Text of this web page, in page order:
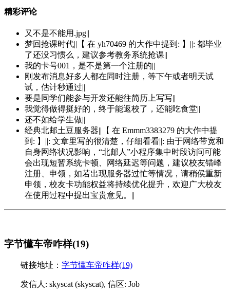
精彩评论
又不是不能用.jpg||
梦回抢课时代||【 在 yh70469 的大作中提到: 】||: 都毕业
了还没习惯么，建议参考教务系统抢课||
我的卡号001，是不是第一个注册的||
刚发布消息好多人都在同时注册，等下午或者明天试
试，估计秒通过||
要是同学们能参与开发还能往简历上写写||
我觉得做得挺好的，终于能返校了，还能吃食堂||
还不如给学生做||
经典北邮土豆服务器||【 在 Emmm3383279 的大作中提
到: 】||: 文章里写的很清楚，仔细看看||: 由于网络带宽和
自身网络状况影响，“北邮人”小程序集中时段访问可能
会出现短暂系统卡顿、网络延迟等问题，建议校友错峰
注册、申领，如若出现服务器过忙等情况，请稍侯重新
申领，校友卡功能权益将持续优化提升，欢迎广大校友
在使用过程中提出宝贵意见。||
字节懂车帝咋样(19)
链接地址： 字节懂车帝咋样(19)
发信人: skyscat (skyscat), 信区: Job